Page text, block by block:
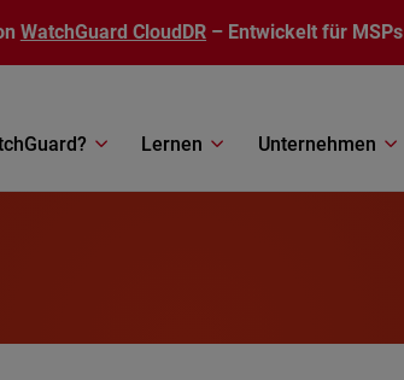
WatchGuard CloudDR – Entwickelt für MSPs
Lernen Unternehmen